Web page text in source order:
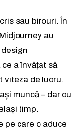
sau birouri. În
au
design
a învățat să
viteza de lucru.
muncă – dar cu
timp.
pe care o aduce